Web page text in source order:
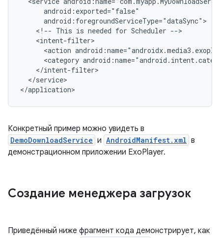
<!-- This is needed for Scheduler
<action
<category
</service>
Конкретный пример можно увидеть в
DemoDownloadService и AndroidManifest.xml в
демонстрационном приложении ExoPlayer.
Создание менеджера загрузок
Приведённый ниже фрагмент кода демонстрирует, как